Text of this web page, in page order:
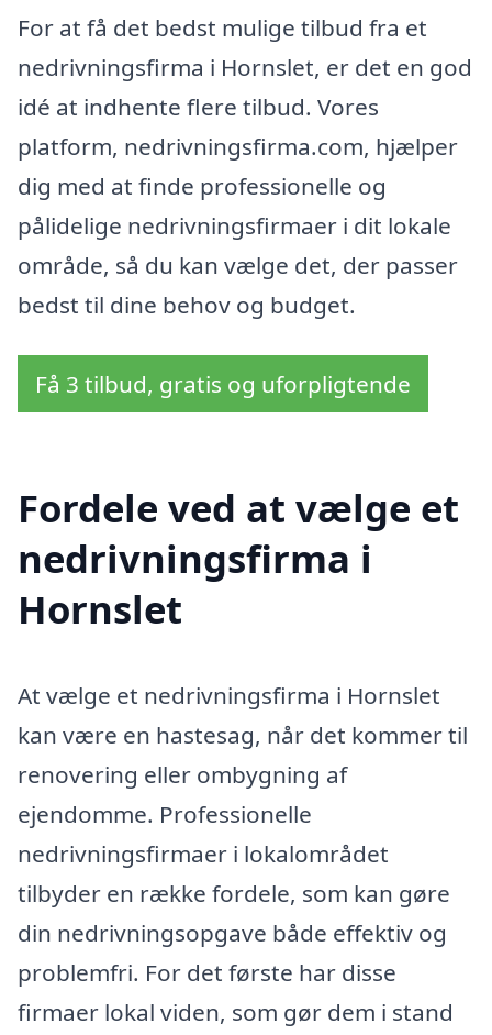
For at få det bedst mulige tilbud fra et
nedrivningsfirma i Hornslet, er det en god
idé at indhente flere tilbud. Vores
platform, nedrivningsfirma.com, hjælper
dig med at finde professionelle og
pålidelige nedrivningsfirmaer i dit lokale
område, så du kan vælge det, der passer
bedst til dine behov og budget.
Få 3 tilbud, gratis og uforpligtende
Fordele ved at vælge et
nedrivningsfirma i
Hornslet
At vælge et nedrivningsfirma i Hornslet
kan være en hastesag, når det kommer til
renovering eller ombygning af
ejendomme. Professionelle
nedrivningsfirmaer i lokalområdet
tilbyder en række fordele, som kan gøre
din nedrivningsopgave både effektiv og
problemfri. For det første har disse
firmaer lokal viden, som gør dem i stand